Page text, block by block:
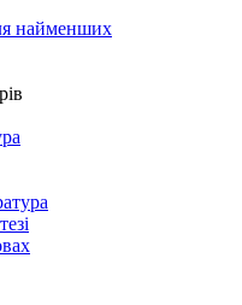
найменших